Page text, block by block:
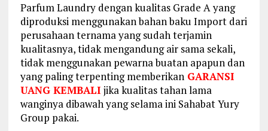
Parfum Laundry dengan kualitas Grade A yang
diproduksi menggunakan bahan baku Import dari
perusahaan ternama yang sudah terjamin
kualitasnya, tidak mengandung air sama sekali,
tidak menggunakan pewarna buatan apapun dan
yang paling terpenting memberikanGARANSI
UANG KEMBALI jika kualitas tahan lama
wanginya dibawah yang selama ini Sahabat Yury
Group pakai.